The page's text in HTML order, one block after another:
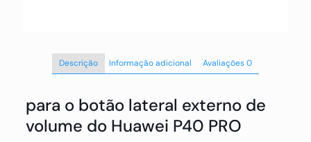
Descrição Informação adicional Avaliações0
para o botão lateral externo de
volume do Huawei P40 PRO